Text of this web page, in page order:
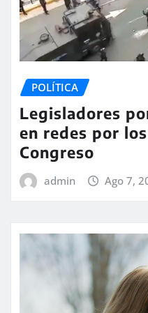
POLÍTICA
Legisladores
en redes por
Congreso
admin Ago 7,